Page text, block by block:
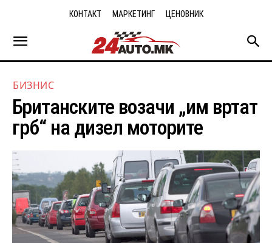
КОНТАКТ МАРКЕТИНГ ЦЕНОВНИК
БИЗНИС
Британските возачи „им вртат
грб“ на дизел моторите